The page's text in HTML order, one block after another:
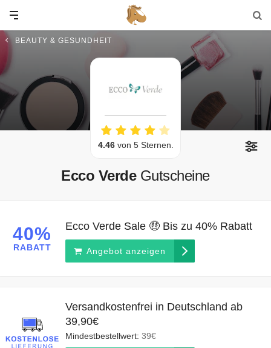
BEAUTY & GESUNDHEIT
4.46von 5 Sternen.
Ecco Verde Gutscheine
40%
RABATT
Ecco Verde Sale 🤑 Bis zu 40% Rabatt
Angebot anzeigen
Versandkostenfrei in Deutschland ab
39,90€
Mindestbestellwert: 39€